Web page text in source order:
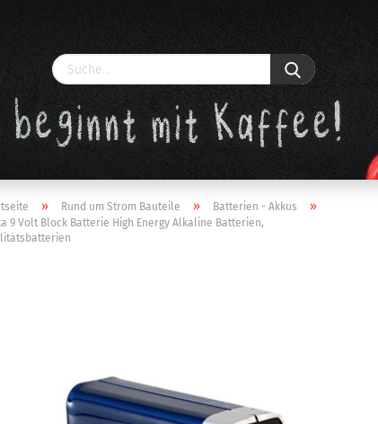
» Rund um Strom Bauteile » Batterien - Akkus »
9 Volt Block Batterie High Energy Alkaline Batterien,